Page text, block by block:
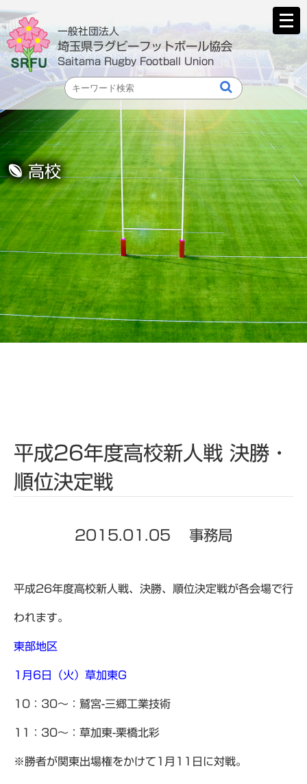
一般社団法人
埼玉県ラグビーフットボール協会
Saitama Rugby Football Union
メ
ニ
ー
を
開
高校
平成26年度高校新人戦 決勝・
順位決定戦
2015.01.05 事務局
平成26年度高校新人戦、決勝、順位決定戦が各会場で行
われます。
東部地区
1月6日（火）草加東G
10：30～：鷲宮-三郷工業技術
11：30～：草加東-栗橋北彩
※勝者が関東出場権をかけて1月11日に対戦。